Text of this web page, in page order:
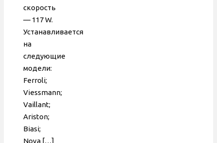
скорость
— 117 W.
Устанавливается
на
следующие
модели:
Ferroli;
Viessmann;
Vaillant;
Ariston;
Biasi;
Nova […]